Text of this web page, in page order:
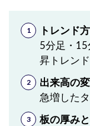
トレンド
5分足・
昇トレンド
出来高の
急増した
板の厚み